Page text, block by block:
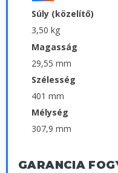
Súly (közelítő)
3,50 kg
Magasság
29,55 mm
Szélesség
401 mm
Mélység
307,9 mm
GARANCIA